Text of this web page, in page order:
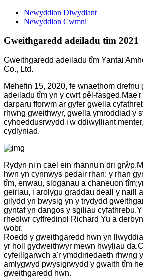
Newyddion Diwydiant
Newyddion Cwmni
Gweithgaredd adeiladu tîm 2021
Gweithgaredd adeiladu tîm Yantai
Co., Ltd.
Mehefin 15, 2020, fe wnaethom drefnu
adeiladu tîm yn y cwrt pêl-
darparu fforwm ar gyfer gwella
rhwng gweithwyr, gwella ymroddiad y
cyhoeddusrwydd i'w ddiwylliant
cydlyniad.
Rydyn ni'n cael ein rhannu'n dri
hwn yn cynnwys pedair rhan: y rhan
tîm, enwau, sloganau a chaneuon
geiriau, i arolygu graddau deall y naill
gilydd yn bwysig yn y trydydd
gyntaf yn dangos y sgiliau
rheolwr cyffredinol Richard Yu a
wobr.
Roedd y gweithgaredd hwn yn
yr holl gydweithwyr mewn hwyliau
cyfeillgarwch a'r ymddiriedaeth rhwng
amlygwyd pwysigrwydd y gwaith tîm
gweithgaredd hwn.